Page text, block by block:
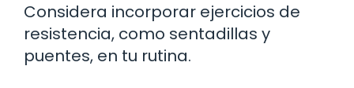
Considera incorporar ejercicios de
resistencia, como sentadillas y
puentes, en tu rutina.